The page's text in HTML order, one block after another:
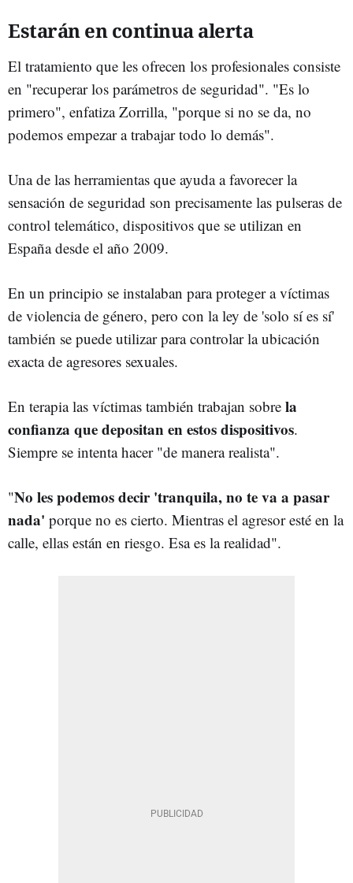
Estarán en continua alerta
El tratamiento que les ofrecen los profesionales consiste
en "recuperar los parámetros de seguridad". "Es lo
primero", enfatiza Zorrilla, "porque si no se da, no
podemos empezar a trabajar todo lo demás".
Una de las herramientas que ayuda a favorecer la
sensación de seguridad son precisamente las pulseras de
control telemático, dispositivos que se utilizan en
España desde el año 2009.
En un principio se instalaban para proteger a víctimas
de violencia de género, pero con la ley de 'solo sí es sí'
también se puede utilizar para controlar la ubicación
exacta de agresores sexuales.
En terapia las víctimas también trabajan sobre la
confianza que depositan en estos dispositivos.
Siempre se intenta hacer "de manera realista".
"No les podemos decir 'tranquila, no te va a pasar
nada' porque no es cierto. Mientras el agresor esté en la
calle, ellas están en riesgo. Esa es la realidad".